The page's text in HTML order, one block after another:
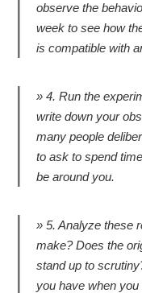
observe the
week to see how
is compatible with
4. Run the
write down your
many people
to ask to spend
be around you.
5. Analyze these
make? Does the
stand up to
you have when